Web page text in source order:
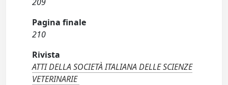
Pagina finale
210
Rivista
ATTI DELLA SOCIETÀ ITALIANA DELLE SCIENZE
VETERINARIE